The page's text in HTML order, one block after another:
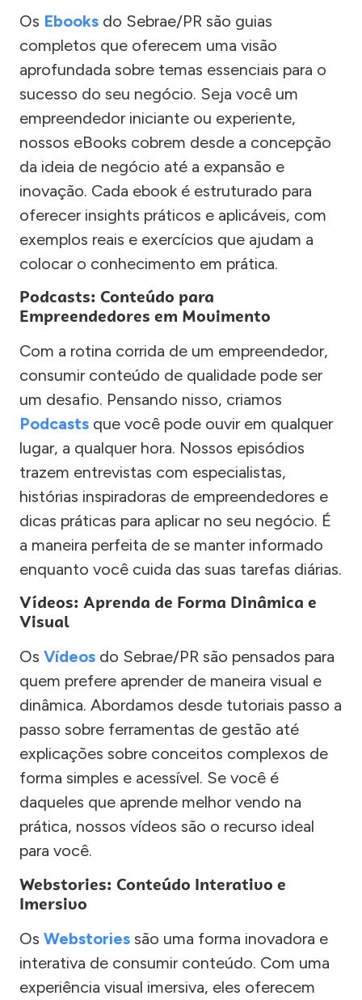
Os Ebooks do Sebrae/PR são guias
completos que oferecem uma visão
aprofundada sobre temas essenciais para o
sucesso do seu negócio. Seja você um
empreendedor iniciante ou experiente,
nossos eBooks cobrem desde a concepção
da ideia de negócio até a expansão e
inovação. Cada ebook é estruturado para
oferecer insights práticos e aplicáveis, com
exemplos reais e exercícios que ajudam a
colocar o conhecimento em prática.
Podcasts: Conteúdo para
Empreendedores em Movimento
Com a rotina corrida de um empreendedor,
consumir conteúdo de qualidade pode ser
um desafio. Pensando nisso, criamos
Podcasts que você pode ouvir em qualquer
lugar, a qualquer hora. Nossos episódios
trazem entrevistas com especialistas,
histórias inspiradoras de empreendedores e
dicas práticas para aplicar no seu negócio. É
a maneira perfeita de se manter informado
enquanto você cuida das suas tarefas diárias.
Vídeos: Aprenda de Forma Dinâmica e
Visual
Os Vídeos do Sebrae/PR são pensados para
quem prefere aprender de maneira visual e
dinâmica. Abordamos desde tutoriais passo a
passo sobre ferramentas de gestão até
explicações sobre conceitos complexos de
forma simples e acessível. Se você é
daqueles que aprende melhor vendo na
prática, nossos vídeos são o recurso ideal
para você.
Webstories: Conteúdo Interativo e
Imersivo
Os Webstories são uma forma inovadora e
interativa de consumir conteúdo. Com uma
experiência visual imersiva, eles oferecem